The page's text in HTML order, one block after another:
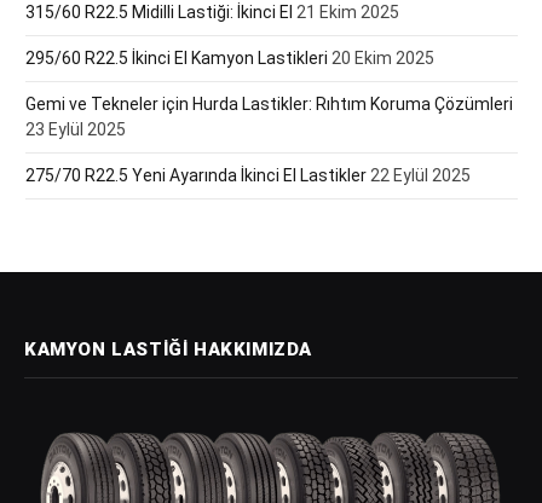
315/60 R22.5 Midilli Lastiği: İkinci El 21 Ekim 2025
295/60 R22.5 İkinci El Kamyon Lastikleri 20 Ekim 2025
Gemi ve Tekneler için Hurda Lastikler: Rıhtım Koruma Çözümleri
23 Eylül 2025
275/70 R22.5 Yeni Ayarında İkinci El Lastikler 22 Eylül 2025
KAMYON LASTIĞI HAKKIMIZDA